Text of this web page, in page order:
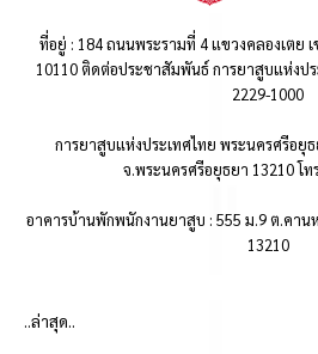
ที่อยู่ : 184 ถนนพระรามที่ 4 แขวงคลองเตย
10110 ติดต่อประชาสัมพันธ์ การยาสูบแห่งป
2229-1000
การยาสูบแห่งประเทศไทย พระนครศรีอยุ
จ.พระนครศรีอยุธยา 13210 โท
อาคารบ้านพักพนักงานยาสูบ : 555 ม.9 ต.คาน
13210
..ล่าสุด..